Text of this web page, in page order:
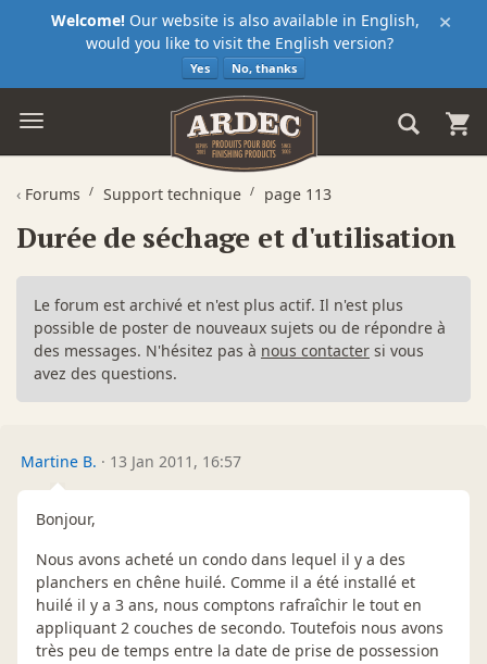
×
Welcome! Our website is also available in English,
would you like to visit the English version?
Yes No, thanks
‹ Forums Support technique page 113
Durée de séchage et d'utilisation
Le forum est archivé et n'est plus actif. Il n'est plus
possible de poster de nouveaux sujets ou de répondre à
des messages. N'hésitez pas à nous contacter si vous
avez des questions.
Martine B. · 13 Jan 2011, 16:57
Bonjour,
Nous avons acheté un condo dans lequel il y a des
planchers en chêne huilé. Comme il a été installé et
huilé il y a 3 ans, nous comptons rafraîchir le tout en
appliquant 2 couches de secondo. Toutefois nous avons
très peu de temps entre la date de prise de possession